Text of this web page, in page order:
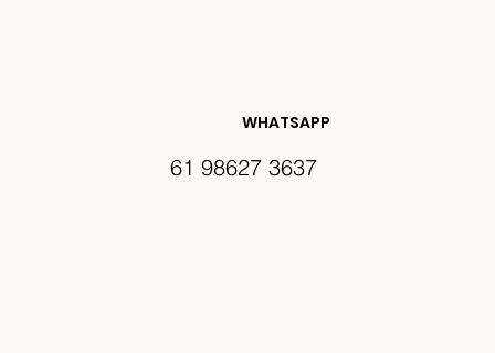
DES E
WHATSAPP
61 98627 3637